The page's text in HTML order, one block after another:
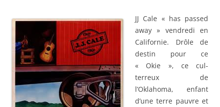
JJ Cale « has passed
away » vendredi en
Californie. Drôle de
destin pour ce
« Okie », ce cul-
terreux de
l’Oklahoma, enfant
d’une terre pauvre et